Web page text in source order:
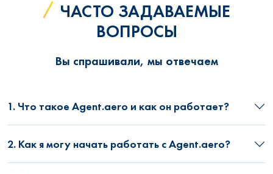
ЧАСТО ЗАДАВАЕМЫЕ
ВОПРОСЫ
Вы спрашивали, мы отвечаем
1. Что такое Agent.aero и как он работает?
2. Как я могу начать работать с Agent.aero?